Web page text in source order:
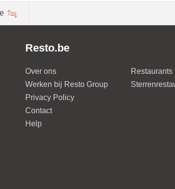
Resto.be
Over ons
Werken bij Resto Group
Privacy Policy
Contact
Help
Restaurants